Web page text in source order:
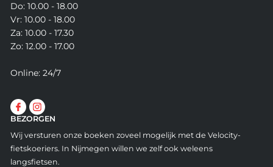
Do: 10.00 - 18.00
Vr: 10.00 - 18.00
Za: 10.00 - 17.30
Zo: 12.00 - 17.00
Online: 24/7
BEZORGEN
Wij versturen onze boeken zoveel mogelijk met de Velocity-
fietskoeriers. In Nijmegen willen we zelf ook weleens
langsfietsen.